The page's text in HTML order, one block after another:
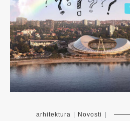
arhitektura Novosti